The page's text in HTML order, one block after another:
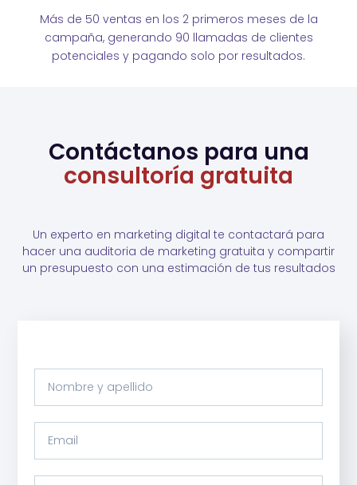
Más de 50 ventas en los 2 primeros meses de la
campaña, generando 90 llamadas de clientes
potenciales y pagando solo por resultados.
Contáctanos para una
consultoría gratuita
Un experto en marketing digital te contactará para
hacer una auditoria de marketing gratuita y compartir
un presupuesto con una estimación de tus resultados